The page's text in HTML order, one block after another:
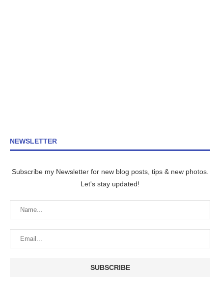
NEWSLETTER
Subscribe my Newsletter for new blog posts, tips & new photos.
Let's stay updated!